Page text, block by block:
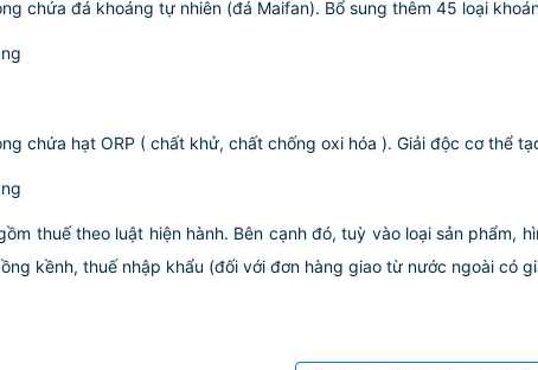
chứa đá khoáng tự nhiên (đá Maifan). Bổ sung thêm 45 loại
chứa hạt ORP ( chất khử, chất chống oxi hóa ). Giải độc cơ thể
thuế theo luật hiện hành. Bên cạnh đó, tuỳ vào loại sản
kềnh, thuế nhập khẩu (đối với đơn hàng giao từ nước ngoài có